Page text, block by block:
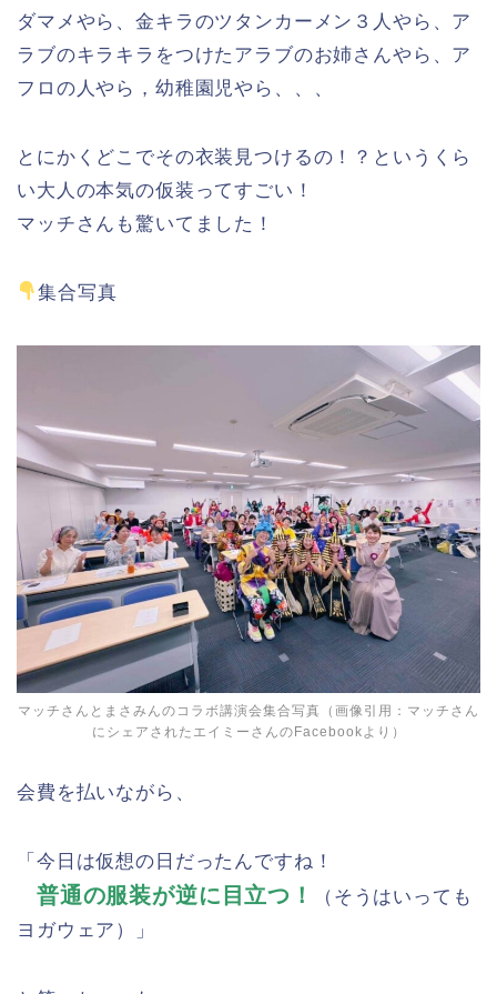
ダマメやら、金キラのツタンカーメン３人やら、ア
ラブのキラキラをつけたアラブのお姉さんやら、ア
フロの人やら，幼稚園児やら、、、
とにかくどこでその衣装見つけるの！？というくら
い大人の本気の仮装ってすごい！
マッチさんも驚いてました！
集合写真
マッチさんとまさみんのコラボ講演会集合写真（画像引用：マッチさん
にシェアされたエイミーさんのFacebookより）
会費を払いながら、
「今日は仮想の日だったんですね！
普通の服装が逆に目立つ！
（そうはいっても
ヨガウェア）」